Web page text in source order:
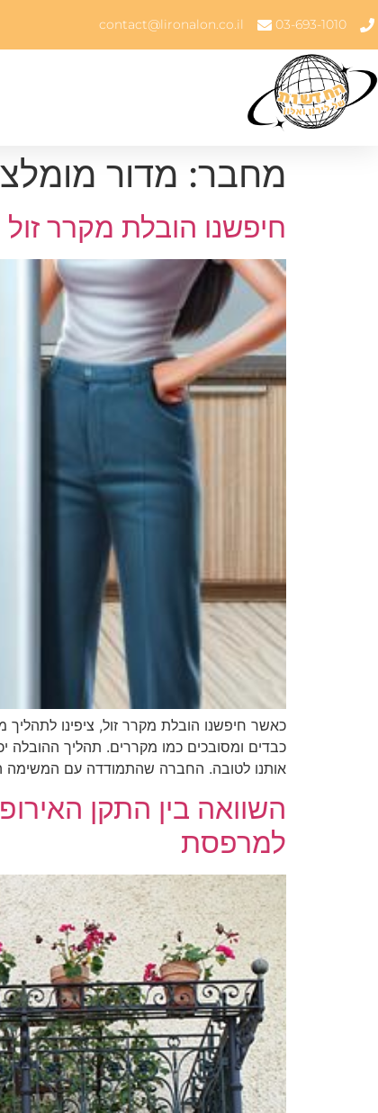
03-693-1010
contact@lironalon.co.il
מחבר: מדור
חיפשנו הובלת מקרר
כאשר חיפשנו הובלת מקרר זול, ציפינו
כבדים ומסובכים כמו מקררים. תהליך ההובלה
אותנו לטובה. החברה שהתמודדה עם המשימה
השוואה בין התקן
למרפסת